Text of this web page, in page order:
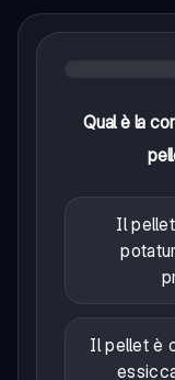
Qual è la
Il
Il pellet è